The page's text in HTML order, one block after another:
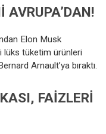
AVRUPA’DAN!
Elon Musk
lüks tüketim ürünleri
Arnault’ya bıraktı.
FAIZLERI